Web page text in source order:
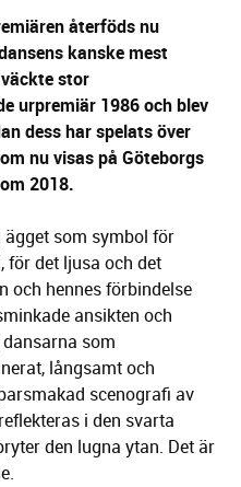
återföds nu
kanske mest
stor
urpremiär 1986 och blev
dess har spelats över
nu visas på Göteborgs
2018.
som symbol för
för det ljusa och det
och hennes förbindelse
ansikten och
som
långsamt och
scenografi av
i den svarta
den lugna ytan. Det är